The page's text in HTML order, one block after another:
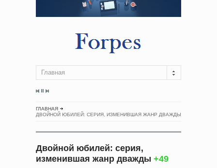
Главная
ГЛАВНАЯ
ДВОЙНОЙ ЮБИЛЕЙ: СЕРИЯ, ИЗМЕНИВШАЯ ЖАНР ДВАЖДЫ
Двойной юбилей: серия,
изменившая жанр дважды +49